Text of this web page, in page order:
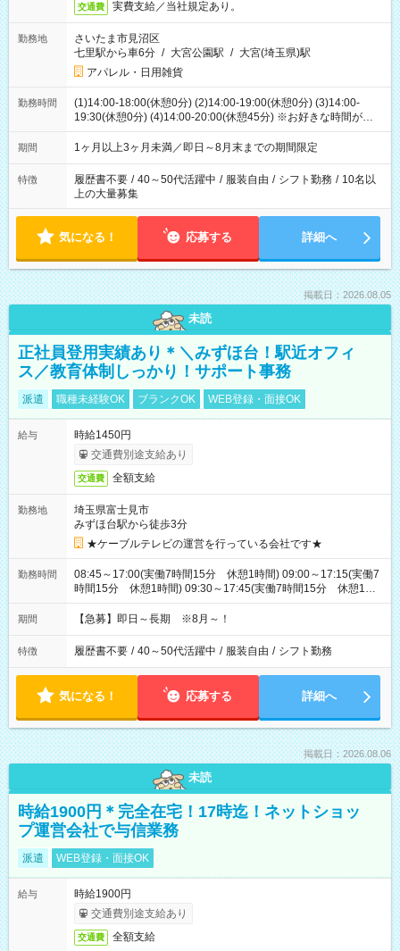
交通費 実費支給／当社規定あり。
勤務地
さいたま市見沼区
七里駅から車6分 / 大宮公園駅 / 大宮(埼玉県)駅
アパレル・日用雑貨
勤務時間
(1)14:00-18:00(休憩0分) (2)14:00-19:00(休憩0分) (3)14:00-
19:30(休憩0分) (4)14:00-20:00(休憩45分) ※お好きな時間が選べ
ます
期間 1ヶ月以上3ヶ月未満／即日～8月末までの期間限定
特徴 履歴書不要 / 40～50代活躍中 / 服装自由 / シフト勤務 / 10名以
上の大量募集
気になる！ 応募する 詳細へ
掲載日：2026.08.05
未読
正社員登用実績あり＊＼みずほ台！駅近オフィ
ス／教育体制しっかり！サポート事務
派遣 職種未経験OK ブランクOK WEB登録・面接OK
給与
時給1450円
交通費別途支給あり
交通費 全額支給
勤務地
埼玉県富士見市
みずほ台駅から徒歩3分
★ケーブルテレビの運営を行っている会社です★
勤務時間
08:45～17:00(実働7時間15分 休憩1時間) 09:00～17:15(実働7
時間15分 休憩1時間) 09:30～17:45(実働7時間15分 休憩1時
間) ※11:45～20:00：週1回程度遅番あります(在宅勤務OK) ※配
属チームにより
期間 【急募】即日～長期 ※8月～！
特徴 履歴書不要 / 40～50代活躍中 / 服装自由 / シフト勤務
気になる！ 応募する 詳細へ
掲載日：2026.08.06
未読
時給1900円＊完全在宅！17時迄！ネットショッ
プ運営会社で与信業務
派遣 WEB登録・面接OK
給与
時給1900円
交通費別途支給あり
交通費 全額支給